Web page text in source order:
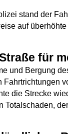
stand der
auf
für
und Bergung
Fahrtrichtungen
die Strecke
Totalschaden,